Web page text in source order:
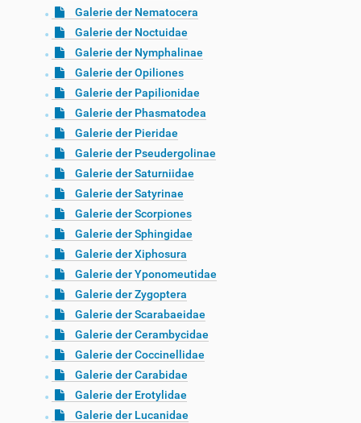
Galerie der Nematocera
Galerie der Noctuidae
Galerie der Nymphalinae
Galerie der Opiliones
Galerie der Papilionidae
Galerie der Phasmatodea
Galerie der Pieridae
Galerie der Pseudergolinae
Galerie der Saturniidae
Galerie der Satyrinae
Galerie der Scorpiones
Galerie der Sphingidae
Galerie der Xiphosura
Galerie der Yponomeutidae
Galerie der Zygoptera
Galerie der Scarabaeidae
Galerie der Cerambycidae
Galerie der Coccinellidae
Galerie der Carabidae
Galerie der Erotylidae
Galerie der Lucanidae